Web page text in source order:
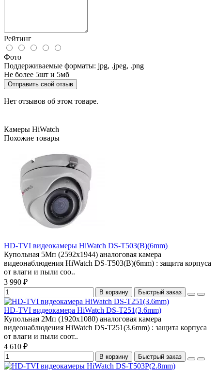
Рейтинг
Фото
Поддерживаемые форматы: jpg, .jpeg, .png
Не более 5шт и 5мб
Отправить свой отзыв
Нет отзывов об этом товаре.
Камеры HiWatch
Похожие товары
HD-TVI видеокамеры HiWatch DS-T503(B)(6mm)
Купольная 5Мп (2592х1944) аналоговая камера
видеонаблюдения HiWatch DS-T503(B)(6mm) : защита корпуса
от влаги и пыли соо..
3 990 ₽
В корзину Быстрый заказ
HD-TVI видеокамера HiWatch DS-T251(3.6mm)
Купольная 2Мп (1920х1080) аналоговая камера
видеонаблюдения HiWatch DS-T251(3.6mm) : защита корпуса
от влаги и пыли соот..
4 610 ₽
В корзину Быстрый заказ